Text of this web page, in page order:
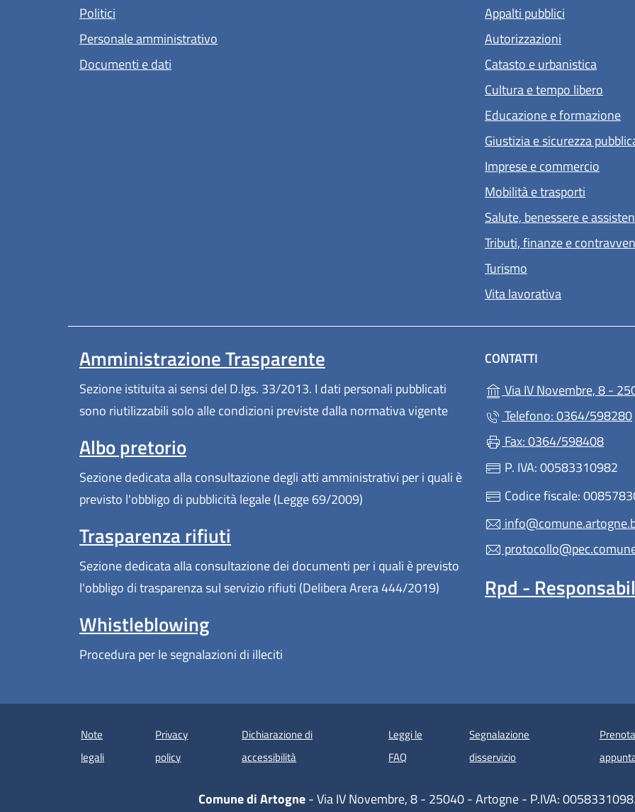
Politici
Personale amministrativo
Documenti e dati
Appalti pubblici
Autorizzazioni
Catasto e urbanistica
Cultura e tempo libero
Educazione e formazione
Giustizia e sicurezza
Imprese e commercio
Mobilità e trasporti
Salute, benessere e
Tributi, finanze e
Turismo
Vita lavorativa
Amministrazione Trasparente
Sezione istituita ai sensi del D.lgs. 33/2013. I dati personali pubblicati
sono riutilizzabili solo alle condizioni previste dalla normativa vigente
Albo pretorio
Sezione dedicata alla consultazione degli atti amministrativi per i quali è
previsto l'obbligo di pubblicità legale (Legge 69/2009)
Trasparenza rifiuti
Sezione dedicata alla consultazione dei documenti per i quali è previsto
l'obbligo di trasparenza sul servizio rifiuti (Delibera Arera 444/2019)
Whistleblowing
Procedura per le segnalazioni di illeciti
CONTATTI
Via IV Novembre, 8 -
Telefono: 0364/598280
Fax: 0364/598408
P. IVA: 00583310982
Codice fiscale:
Rpd -
Note
legali
Privacy
policy
Dichiarazione di
accessibilità (apre in un'altra scheda).
Leggi le
FAQ
Segnalazione
disservizio
Comune di Artogne- Via IV Novembre, 8 - 25040 - Artogne - P.IVA: